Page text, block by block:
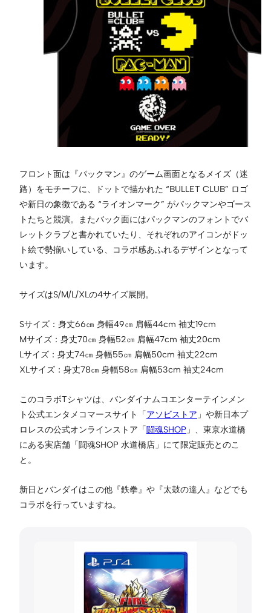
フロント面は『パックマン』のゲーム画面となるメイズ（迷
路）をモチーフに、ドットで描かれた “BULLET CLUB” ロゴ
や新日の象徴である “ライオンマーク” がパックマンやゴース
トたちと競演。またバック面にはパックマンのフォントでバ
レットクラブと書かれていたり、それぞれのアイコンがドッ
ト絵で勢揃いしている、コラボ感あふれるデザインとなって
います。
サイズはS/M/L/XLの4サイズ展開。
Sサイズ：身丈66㎝ 身幅49㎝ 肩幅44cm 袖丈19cm
Mサイズ：身丈70㎝ 身幅52㎝ 肩幅47cm 袖丈20cm
Lサイズ：身丈74㎝ 身幅55㎝ 肩幅50cm 袖丈22cm
XLサイズ：身丈78㎝ 身幅58㎝ 肩幅53cm 袖丈24cm
このコラボTシャツは、バンダイナムコエンターテインメン
ト公式エンタメコマースサイト「アソビストア 」や新日本プ
ロレスの公式オンラインストア「闘魂SHOP 」、東京水道橋
にある実店舗「闘魂SHOP 水道橋店」にて限定販売とのこ
と。
新日とバンダイはこの他『鉄拳』や『太鼓の達人』などでも
コラボを行っていますね。